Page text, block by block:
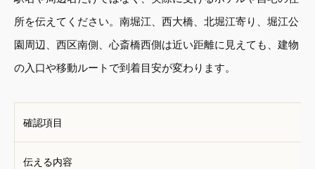
所を伝えてください。南堀江、西大橋、北堀江寄り、堀江公
園周辺、西区南側、心斎橋西側は近い距離に見えても、建物
の入口や移動ルートで到着目安が変わります。
確認項目
伝える内容